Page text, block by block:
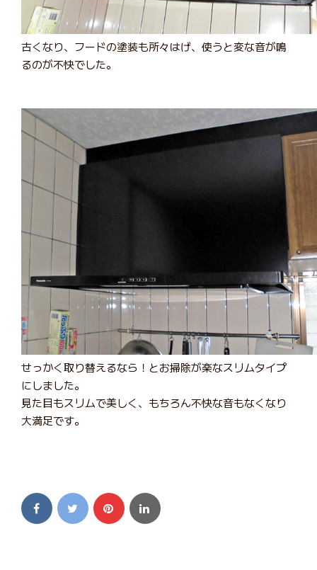
古くなり、フードの塗装も所々はげ、使うと変な音が鳴
るのが不快でした。
せっかく取り替えるなら！とお掃除が楽なスリムタイプ
にしました。
見た目もスリムで美しく、もちろん不快な音もなくなり
大満足です。